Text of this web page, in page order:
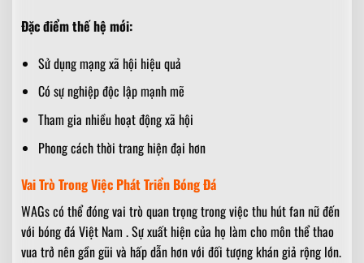
Đặc điểm thế hệ mới:
Sử dụng mạng xã hội hiệu quả
Có sự nghiệp độc lập mạnh mẽ
Tham gia nhiều hoạt động xã hội
Phong cách thời trang hiện đại hơn
Vai Trò Trong Việc Phát Triển Bóng Đá
WAGs có thể đóng vai trò quan trọng trong việc thu hút fan nữ đến
với bóng đá Việt Nam . Sự xuất hiện của họ làm cho môn thể thao
vua trở nên gần gũi và hấp dẫn hơn với đối tượng khán giả rộng lớn.